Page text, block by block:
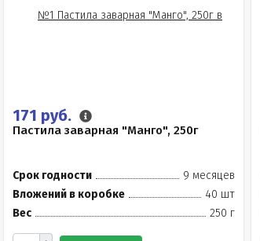
171 руб.
Пастила заварная "Манго", 250г
Срок годности
9 месяцев
Вложений в коробке
40 шт
Вес
250 г